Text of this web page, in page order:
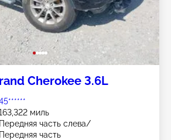
Cherokee 3.6L
миль
Передняя часть слева/
Передняя часть